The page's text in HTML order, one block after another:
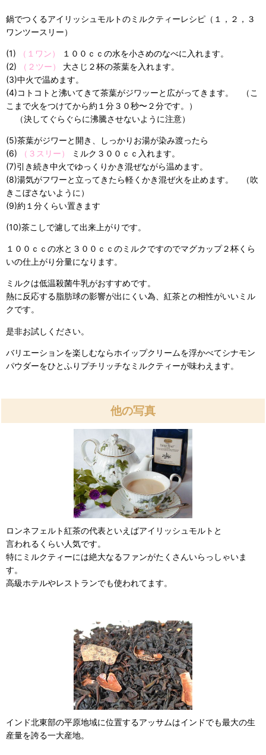
鍋でつくるアイリッシュモルトのミルクティーレシピ（１，２，３
ワンツースリー）
(1) （１ワン）
１００ｃｃの水を小さめのなべに入れます。
(2)
（２ツー）
大さじ２杯の茶葉を入れます。
(3)中火で温めます。
(4)コトコトと沸いてきて茶葉がジワッーと広がってきます。 （こ
こまで火をつけてから約１分３０秒〜２分です。）
（決してぐらぐらに沸騰させないように注意）
(5)茶葉がジワーと開き、しっかりお湯が染み渡ったら
(6)
（３スリー）
ミルク３００ｃｃ入れます。
(7)引き続き中火でゆっくりかき混ぜながら温めます。
(8)湯気がフワーと立ってきたら軽くかき混ぜ火を止めます。 （吹
きこぼさないように）
(9)約１分くらい置きます
(10)茶こしで濾して出来上がりです。
１００ｃｃの水と３００ｃｃのミルクですのでマグカップ２杯くら
いの仕上がり分量になります。
ミルクは低温殺菌牛乳がおすすめです。
熱に反応する脂肪球の影響が出にくい為、紅茶との相性がいいミル
クです。
是非お試しください。
バリエーションを楽しむならホイップクリームを浮かべてシナモン
パウダーをひとふりプチリッチなミルクティーが味わえます。
他の写真
ロンネフェルト紅茶の代表といえばアイリッシュモルトと
言われるくらい人気です。
特にミルクティーには絶大なるファンがたくさんいらっしゃいま
す。
高級ホテルやレストランでも使われてます。
インド北東部の平原地域に位置するアッサムはインドでも最大の生
産量を誇る一大産地。